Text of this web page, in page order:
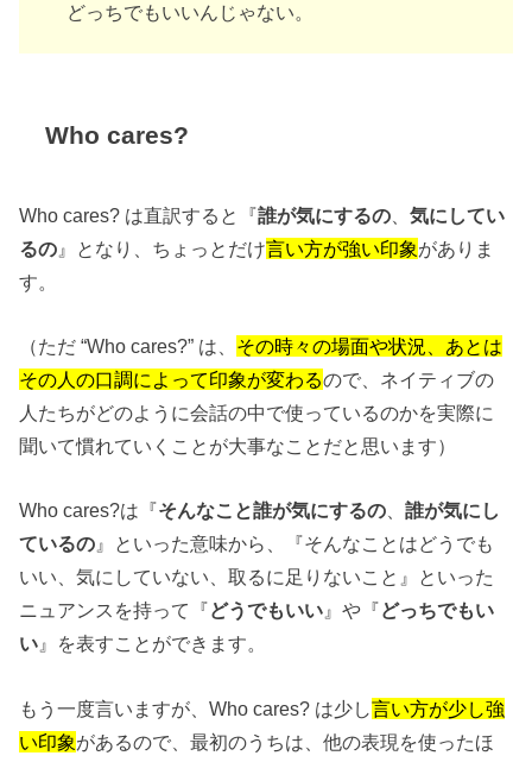
どっちでもいいんじゃない。
Who cares?
Who cares? は直訳すると『誰が気にするの 、気にしてい
るの 』となり、ちょっとだけ言い方が強い印象がありま
す。
（ただ “Who cares?” は、 その時々の場面や状況、あとは
その人の口調によって印象が変わるので、ネイティブの
人たちがどのように会話の中で使っているのかを実際に
聞いて慣れていくことが大事なことだと思います）
Who cares?は『そんなこと誰が気にするの 、誰が気にし
ているの 』といった意味から、『そんなことはどうでも
いい、気にしていない、取るに足りないこと』といった
ニュアンスを持って『どうでもいい 』や『どっちでもい
い 』を表すことができます。
もう一度言いますが、Who cares? は少し言い方が少し強
い印象があるので、最初のうちは、他の表現を使ったほ